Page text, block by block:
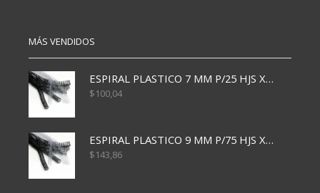
MÁS VENDIDOS
ESPIRAL PLASTICO 7 MM P/25 HJS X50x3000
$100,04
ESPIRAL PLASTICO 9 MM P/75 HJS X50X2400
$143,86